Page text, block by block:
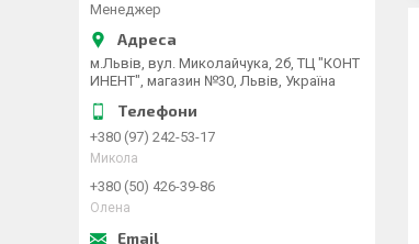
Менеджер
м.Львів, вул. Миколайчука, 2б, ТЦ "КОНТ
ИНЕНТ", магазин №30, Львів, Україна
+380 (97) 242-53-17
Микола
+380 (50) 426-39-86
Олена